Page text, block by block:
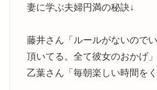
妻に学ぶ夫婦円満の秘訣↓
藤井さん「ルールがないので
頂いてる。全て彼女のおかげ」
乙葉さん「毎朝楽しい時間を